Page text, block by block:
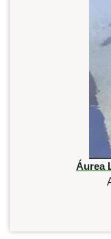
Áurea